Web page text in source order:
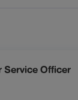
Officer